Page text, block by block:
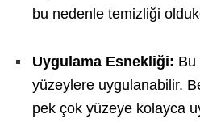
bu nedenle temizliği
Uygulama Esnekliği: Bu
yüzeylere uygulanabilir.
pek çok yüzeye kolayca